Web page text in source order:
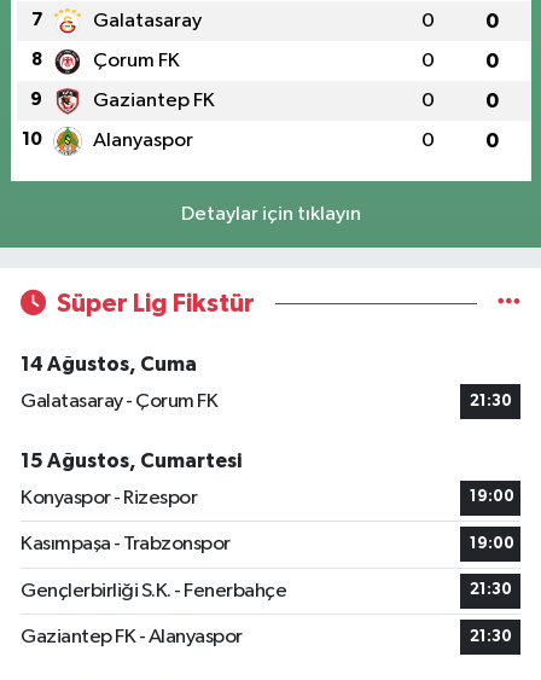
7 Galatasaray 0 0
8 Çorum FK 0 0
9 Gaziantep FK 0 0
10 Alanyaspor 0 0
Detaylar için tıklayın
Süper Lig Fikstür
14 Ağustos, Cuma
Galatasaray - Çorum FK
21:30
15 Ağustos, Cumartesi
Konyaspor - Rizespor
19:00
Kasımpaşa - Trabzonspor 19:00
Gençlerbirliği S.K. - Fenerbahçe 21:30
Gaziantep FK - Alanyaspor 21:30